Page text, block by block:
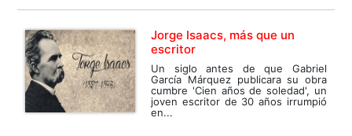
Jorge Isaacs, más que un
escritor
Un siglo antes de que Gabriel
García Márquez publicara su obra
cumbre 'Cien años de soledad', un
joven escritor de 30 años irrumpió
en...